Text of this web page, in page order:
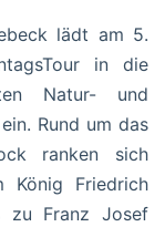
lädt am 5.
in die
Natur- und
Rund um das
ranken sich
König Friedrich
zu Franz Josef